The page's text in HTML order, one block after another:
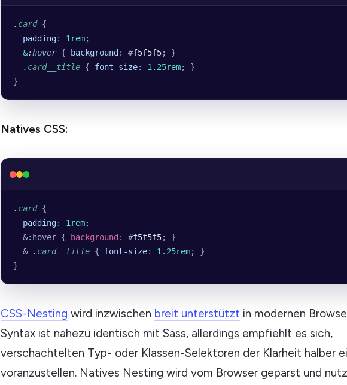
. card {
  padding
: 1rem;
  &
:hover { background : #f5f5f5; }
  .
card__title { font-size: 1.25rem; }
}
Natives CSS:
. card {
  padding
: 1rem;
  &:hover {
background : #f5f5f5; }
  &
. card__title { font-size: 1.25rem; }
}
CSS-Nesting wird inzwischen breit unterstützt in modernen
Syntax ist nahezu identisch mit Sass, allerdings empfiehlt es sich,
verschachtelten Typ- oder Klassen-Selektoren der Klarheit halber
voranzustellen. Natives Nesting wird vom Browser geparst und